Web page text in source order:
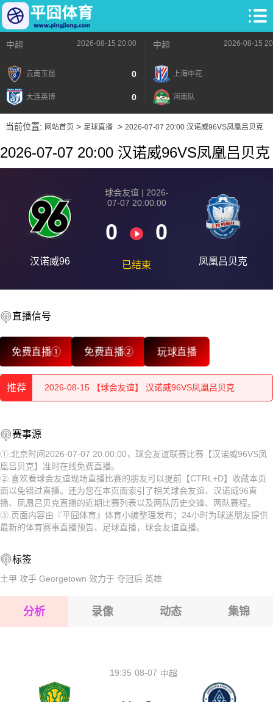
中超 2026-08-15 20:00
云南玉昆 0
大连英博 0
中超 2026-08-15
上海申花
河南队
当前位置: 网站首页> 足球直播> 2026-07-07 20:00 汉诺威96VS凤凰吕贝克
2026-07-07 20:00 汉诺威96VS凤凰吕贝克
汉诺威96
球会友谊 | 2026-
07-07 20:00:00
0 0
已结束 凤凰吕贝克
直播信号
免费直播① 免费直播② 玩球直播
推荐
2026-08-15 【球会友谊】 汉诺威96VS凤凰吕贝克
2026-08-15 【球会友谊】 汉诺威96VS凤凰吕贝克
2026-08-15 【球会友谊】 汉诺威96VS凤凰吕贝克
2026-08-15 【球会友谊】 汉诺威96VS凤凰吕贝克
2026-08-15 【球会友谊】 汉诺威96VS凤凰吕贝克
2026-08-15 【球会友谊】 汉诺威96VS凤凰吕贝克
2026-08-15 【球会友谊】 汉诺威96VS凤凰吕贝克
2026-08-15 【球会友谊】 汉诺威96VS凤凰吕贝克
2026-08-15 【球会友谊】 汉诺威96VS凤凰吕贝克
2026-08-15 【球会友谊】 汉诺威96VS凤凰吕贝克
赛事源
①.北京时间2026-07-07 20:00:00，球会友谊联赛比赛【汉诺威96VS凤
凰吕贝克】准时在线免费直播。
②.喜欢看球会友谊现场直播比赛的朋友可以提前【CTRL+D】收藏本页
面以免错过直播。还为您在本页面索引了相关球会友谊、汉诺威96直
播、凤凰吕贝克直播的近期比赛列表以及两队历史交锋、两队赛程。
③.页面内容由『平囧体育』体育小编整理发布；24小时为球迷朋友提供
最新的体育赛事直播预告、足球直播，球会友谊直播。
标签
土甲 攻手 Georgetown 效力于 夺冠后 英雄
分析 录像 动态 集锦
08-07
19:35 中超